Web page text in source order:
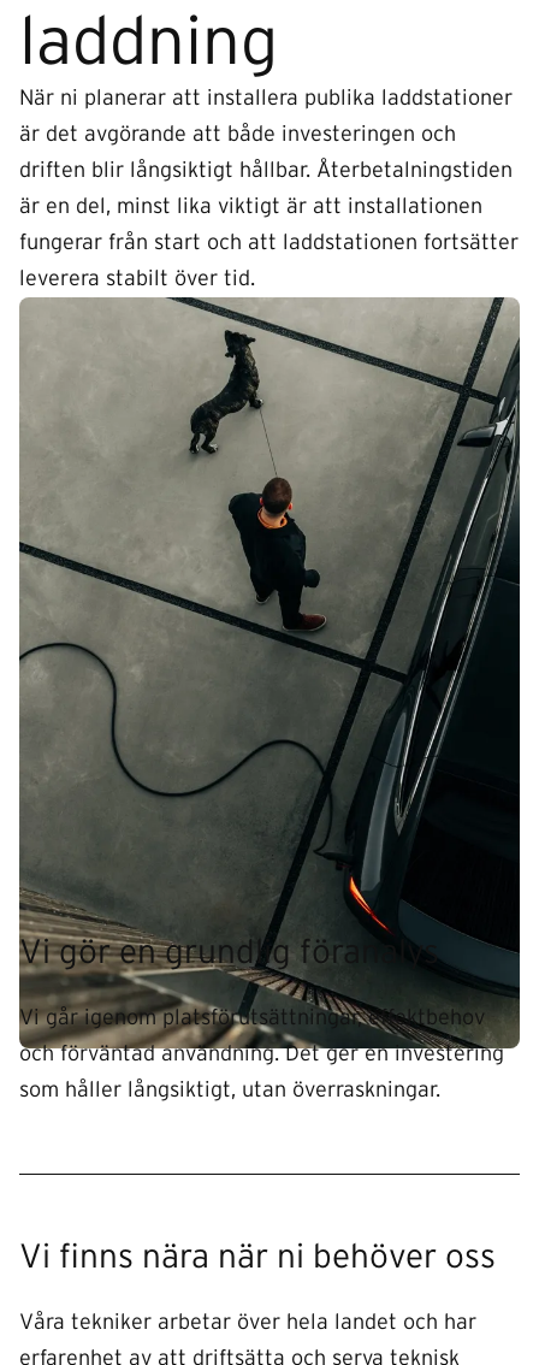
laddning
När ni planerar att installera publika laddstationer
är det avgörande att både investeringen och
driften blir långsiktigt hållbar. Återbetalningstiden
är en del, minst lika viktigt är att installationen
fungerar från start och att laddstationen fortsätter
leverera stabilt över tid.
Vi gör en grundlig föranalys
Vi går igenom platsförutsättningar, effektbehov
och förväntad användning. Det ger en investering
som håller långsiktigt, utan överraskningar.
Vi finns nära när ni behöver oss
Våra tekniker arbetar över hela landet och har
erfarenhet av att driftsätta och serva teknisk